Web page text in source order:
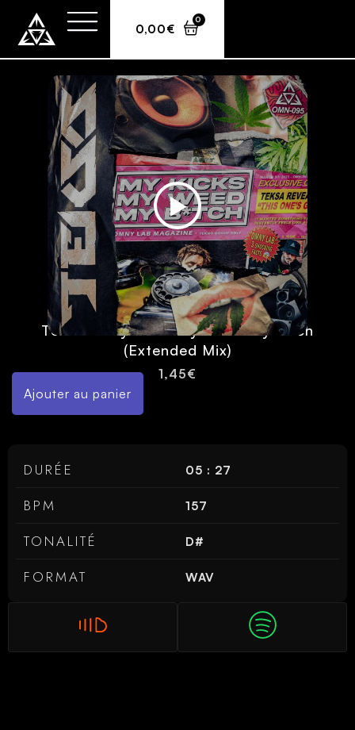
0,00€
0
Teksa – My Kicks My Weed My Bitch
(Extended Mix)
1,45€
Ajouter au panier
DURÉE 05 : 27
BPM 157
TONALITÉ D#
FORMAT WAV